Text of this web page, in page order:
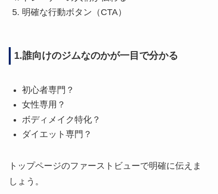
明確な行動ボタン（CTA）
1.誰向けのジムなのかが一目で分かる
初心者専門？
女性専用？
ボディメイク特化？
ダイエット専門？
トップページのファーストビューで明確に伝えま
しょう。